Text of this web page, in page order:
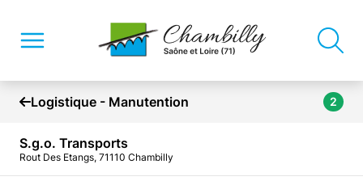
Logistique - Manutention 2
S.g.o. Transports
Rout Des Etangs, 71110 Chambilly